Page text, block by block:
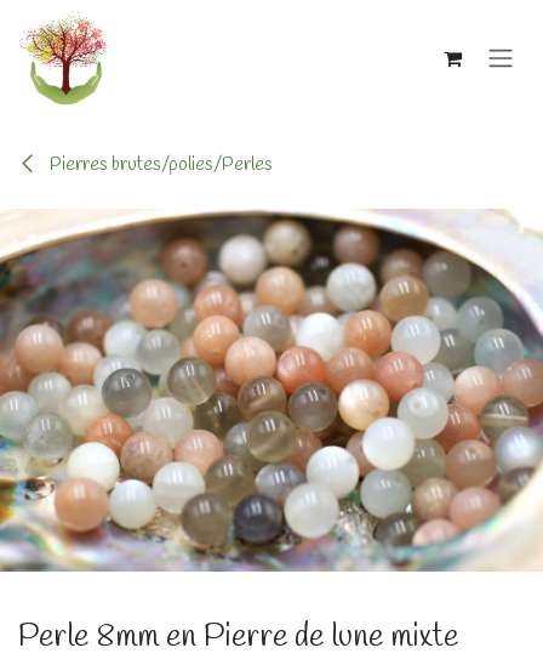
Se rendre au contenu
Pierres brutes/polies/Perles
Perle 8mm en Pierre de lune mixte